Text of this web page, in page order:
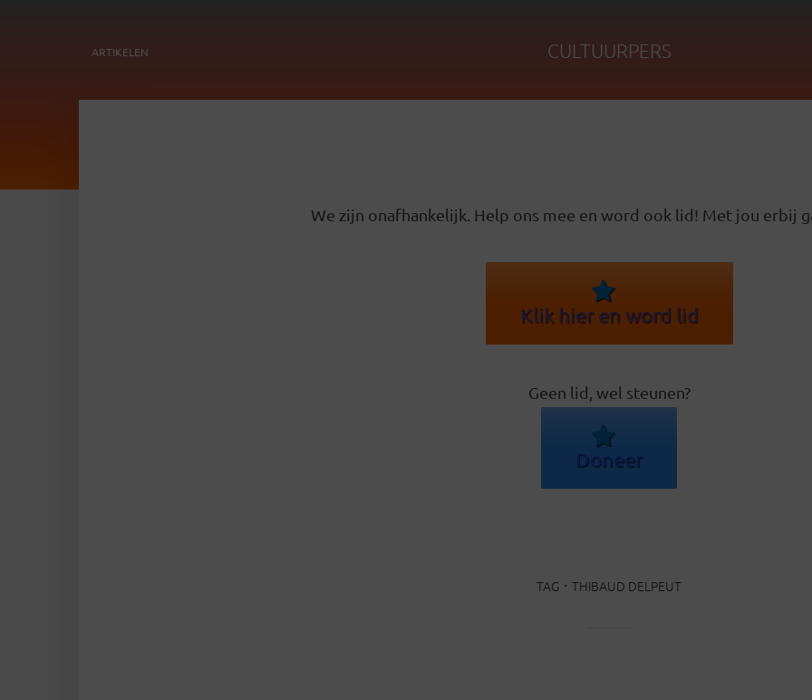
ARTIKELEN CULTUURPERS
We zijn onafhankelijk. Help ons mee en word ook lid! Met jou erbij
Klik hier en word lid
Geen lid, wel steunen?
Doneer
TAG THIBAUD DELPEUT